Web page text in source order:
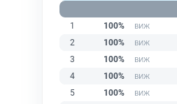
1
100%
2
100%
3
100%
4
100%
5
100%